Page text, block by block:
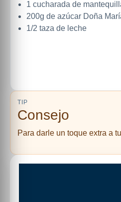
1 cucharada de
200g de azúcar Doña
1/2 taza de leche
TIP
Consejo
Para darle un toque extra a